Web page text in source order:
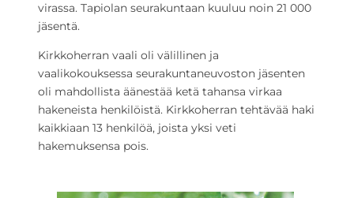
virassa. Tapiolan seurakuntaan kuuluu noin 21 000
jäsentä.
Kirkkoherran vaali oli välillinen ja
vaalikokouksessa seurakuntaneuvoston jäsenten
oli mahdollista äänestää ketä tahansa virkaa
hakeneista henkilöistä. Kirkkoherran tehtävää haki
kaikkiaan 13 henkilöä, joista yksi veti
hakemuksensa pois.